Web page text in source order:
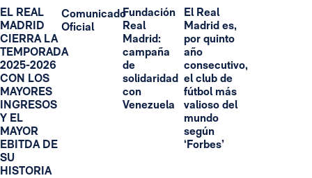
EL REAL
MADRID
CIERRA LA
TEMPORADA
2025-2026
CON LOS
MAYORES
INGRESOS
Y EL
MAYOR
EBITDA DE
SU
HISTORIA
Comunicado
Oficial
Fundación
Real
Madrid:
campaña
de
solidaridad
con
Venezuela
El Real
Madrid es,
por quinto
año
consecutivo,
el club de
fútbol más
valioso del
mundo
según
‘Forbes’